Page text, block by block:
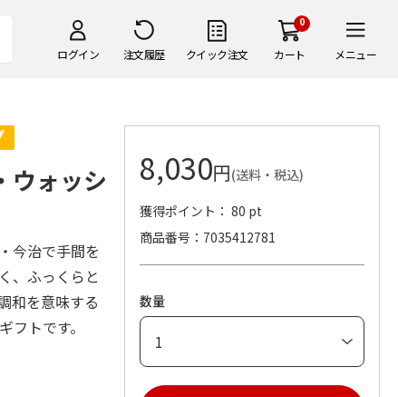
ログイン 注文履歴 クイック注文
0
カート メニュー
ォッシ
今治で手間を
、ふっくらと
和を意味する
トです。
8,030円(送料・税込)
獲得ポイント： 80 pt
商品番号
7035412781
数量